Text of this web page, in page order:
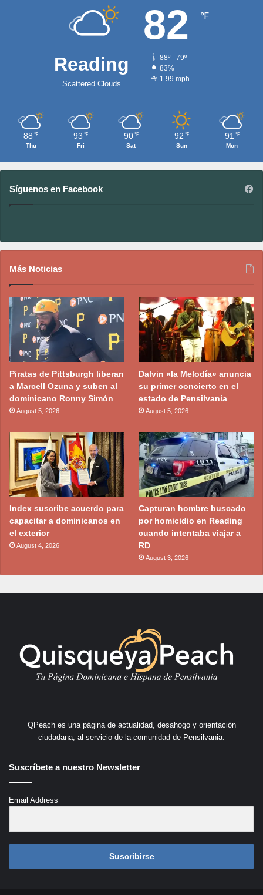
Reading
Scattered Clouds
82 ℉
88º - 79º
83%
1.99 mph
88 ℉
Thu
93 ℉
Fri
90 ℉
Sat
92 ℉
Sun
91 ℉
Mon
Síguenos en Facebook
Más Noticias
Piratas de Pittsburgh liberan
a Marcell Ozuna y suben al
dominicano Ronny Simón
August 5, 2026
Dalvin «la Melodía» anuncia
su primer concierto en el
estado de Pensilvania
August 5, 2026
Index suscribe acuerdo para
capacitar a dominicanos en
el exterior
August 4, 2026
Capturan hombre buscado
por homicidio en Reading
cuando intentaba viajar a
RD
August 3, 2026
QPeach es una página de actualidad, desahogo y orientación
ciudadana, al servicio de la comunidad de Pensilvania.
Suscríbete a nuestro Newsletter
Email Address
Suscribirse